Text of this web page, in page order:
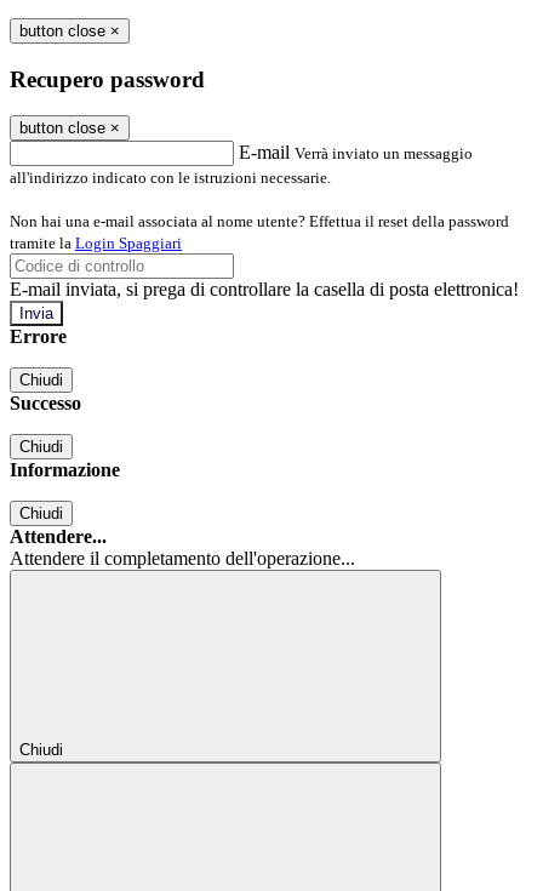
button close ×
Recupero password
button close ×
E-mail Verrà inviato un messaggio
all'indirizzo indicato con le istruzioni necessarie.
Non hai una e-mail associata al nome utente? Effettua il reset della password
tramite la Login Spaggiari
E-mail inviata, si prega di controllare la casella di posta elettronica!
Errore
Chiudi
Successo
Chiudi
Informazione
Chiudi
Attendere...
Attendere il completamento dell'operazione...
Chiudi